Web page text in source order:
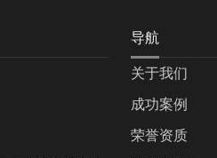
导航
关于我们
成功案例
荣誉资质